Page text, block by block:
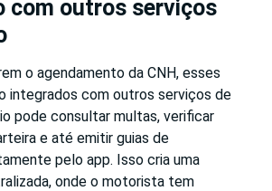
com outros serviços
o agendamento da CNH, esses
integrados com outros serviços de
pode consultar multas, verificar
e até emitir guias de
pelo app. Isso cria uma
onde o motorista tem